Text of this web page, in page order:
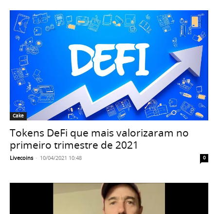
Cake
Tokens DeFi que mais valorizaram no
primeiro trimestre de 2021
Livecoins - 10/04/2021 10:48 0